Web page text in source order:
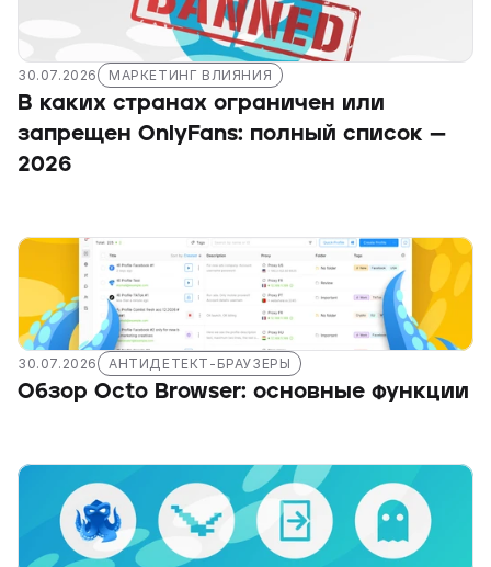
30.07.2026 МАРКЕТИНГ ВЛИЯНИЯ
В каких странах ограничен или
запрещен OnlyFans: полный список —
2026
30.07.2026 АНТИДЕТЕКТ-БРАУЗЕРЫ
Обзор Octo Browser: основные функции